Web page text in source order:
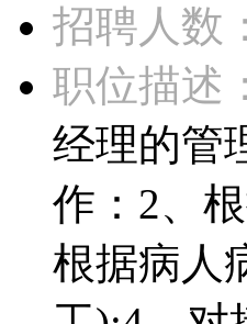
招聘人数：
职位描述：
经理的管
作：2、
根据病人